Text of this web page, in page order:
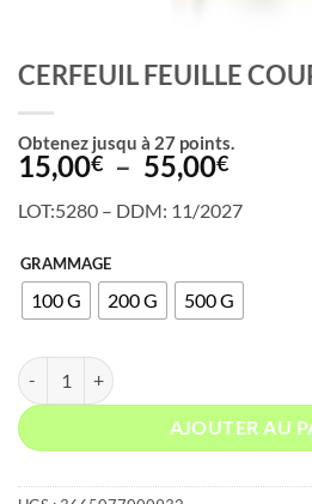
CERFEUIL FEUILLE
Obtenez jusqu à 27 points.
15,00€ – 55,00€Plage
prix :
à
55,00€
LOT:5280 – DDM: 11/2027
GRAMMAGE
100 G 200 G 500 G
quantité de CERFEUIL FEUILLE COUPE
AJOUTER AU